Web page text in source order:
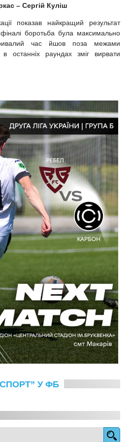
– Сергій Куліш
показав найкращий результат
боротьба була максимально
час йшов поза межами
в останніх раундах зміг вирвати
У ФБ